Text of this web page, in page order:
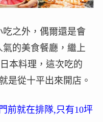
之外，偶爾還是會
的美食餐廳，繼上
本料理，這次吃的
是從十平出來開店。
前就在排隊,只有10坪